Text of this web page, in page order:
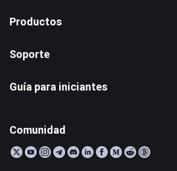
Productos
Soporte
Guía para iniciantes
Comunidad